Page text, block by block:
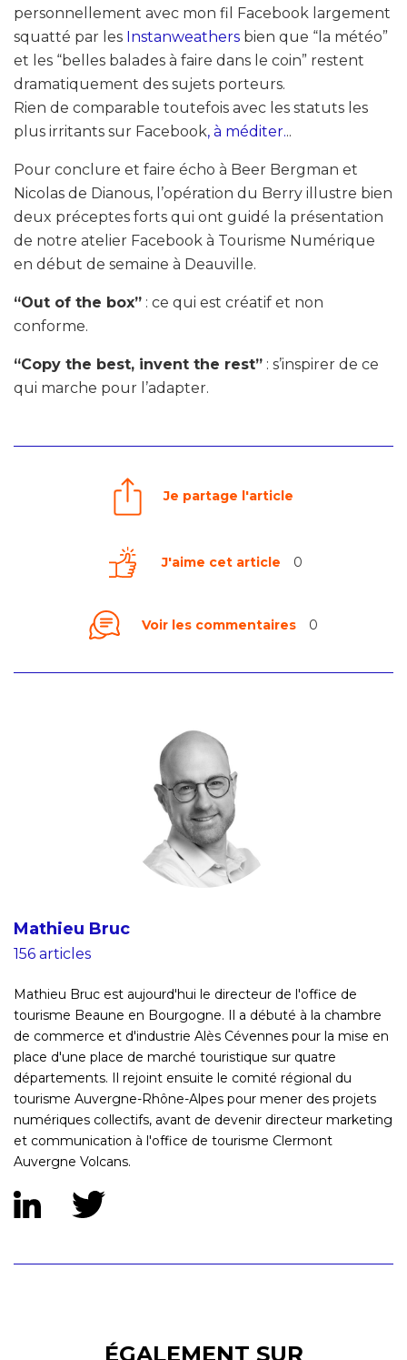
personnellement avec mon fil Facebook largement
squatté par les Instanweathers bien que “la météo”
et les “belles balades à faire dans le coin” restent
dramatiquement des sujets porteurs.
Rien de comparable toutefois avec les statuts les
plus irritants sur Facebook, à méditer...
Pour conclure et faire écho à Beer Bergman et
Nicolas de Dianous, l’opération du Berry illustre bien
deux préceptes forts qui ont guidé la présentation
de notre atelier Facebook à Tourisme Numérique
en début de semaine à Deauville.
“Out of the box” : ce qui est créatif et non
conforme.
“Copy the best, invent the rest” : s’inspirer de ce
qui marche pour l’adapter.
Je partage l'article
J'aime cet article 0
Voir les commentaires 0
Mathieu Bruc
156 articles
Mathieu Bruc est aujourd'hui le directeur de l'office de
tourisme Beaune en Bourgogne. Il a débuté à la chambre
de commerce et d'industrie Alès Cévennes pour la mise en
place d'une place de marché touristique sur quatre
départements. Il rejoint ensuite le comité régional du
tourisme Auvergne-Rhône-Alpes pour mener des projets
numériques collectifs, avant de devenir directeur marketing
et communication à l'office de tourisme Clermont
Auvergne Volcans.
ÉGALEMENT SUR